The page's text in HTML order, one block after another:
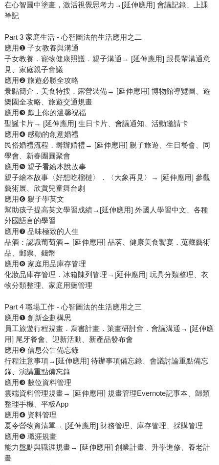
在心智圖中塗畫，激活視覺思考力→[延伸應用] 會議記錄、上課
筆記
Part 3 家庭生活 - 心智圖法的生活應用之二
應用❶ 子女教養與溝通
子女教養．寵物健康照護．親子溝通→ [延伸應用] 跟長輩溝通意
見、家庭親子會議
應用❷ 旅遊必勝全攻略
景點簡介．美食特搜．露營裝備→ [延伸應用] 博物館導覽圖、遊
樂園全攻略、旅遊交通規畫
應用❸ 獻上你的溫馨祝福
聖誕卡片→ [延伸應用] 生日卡片、會議通知、活動邀請卡
應用❹ 感動的創意婚禮
民俗婚禮流程．籌辦婚禮→ [延伸應用] 親子旅遊、生日餐會、同
學會、新春團圓聚會
應用❺ 親子看繪本說故事
親子繪本故事〈好想吃榴槤〉．〈大象再見〉→ [延伸應用] 參觀
藝術展、欣賞兒童舞台劇
應用❻ 親子學英文
幫助孩子提高英文學習成績→[延伸應用] 外國人學習中文、各種
外國語言的學習
應用❼ 品味極致的人生
品酒：認識葡萄酒→ [延伸應用] 品茗、健康美食饗宴．蒐藏藝術
品、郵票、錢幣
應用❽ 家庭用品庫存管理
化妝品庫存管理．冰箱陳列管理→[延伸應用] 玩具分類整理、衣
物分類整理、家庭用藥管理
Part 4 職場工作 - 心智圖法的生活應用之三
應用❶ 創新企劃構思
員工旅遊行程規畫．寫書計畫．策畫研討會．會議溝通→ [延伸應
用] 尾牙餐會、迎新活動、新產品發布會
應用❷ 信息公告備忘錄
行程注意事項→[延伸應用] 待辦事項備忘錄、會議討論重點備忘
錄、演講重點備忘錄
應用❸ 數位資料管理
雲端資料管理規畫→ [延伸應用] 規畫管理Evernote記事本、歸類
整理手機、平板App
應用❹ 資料管理
夏令營物資清單→ [延伸應用] 財務管理、庫存管理、採購管理
應用❺ 職涯規畫
能力盤點與職涯規畫→ [延伸應用] 創業計畫、升學進修、養老計
畫